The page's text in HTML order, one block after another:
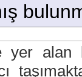
yer alan